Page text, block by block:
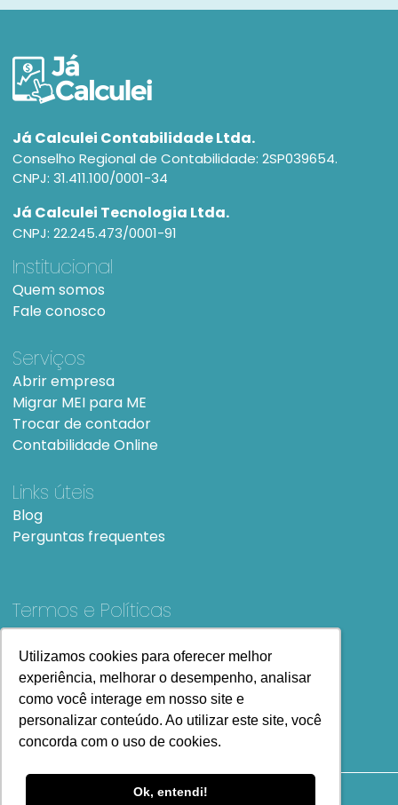
Utilizamos cookies para oferecer melhor
experiência, melhorar o desempenho, analisar
como você interage em nosso site e
personalizar conteúdo. Ao utilizar este site, você
concorda com o uso de cookies.
Ok, entendi!
Utilizamos cookies para oferecer melhor
experiência, melhorar o desempenho, analisar
como você interage em nosso site e
personalizar conteúdo. Ao utilizar este site, você
concorda com o uso de cookies.
Ok, entendi!
Já Calculei Contabilidade Ltda.
Conselho Regional de Contabilidade: 2SP039654.
CNPJ: 31.411.100/0001-34
Já Calculei Tecnologia Ltda.
CNPJ: 22.245.473/0001-91
Institucional
Quem somos
Fale conosco
Serviços
Abrir empresa
Migrar MEI para ME
Trocar de contador
Contabilidade Online
Links úteis
Blog
Perguntas frequentes
Termos e Políticas
Termos e condições de UsoSiteMap